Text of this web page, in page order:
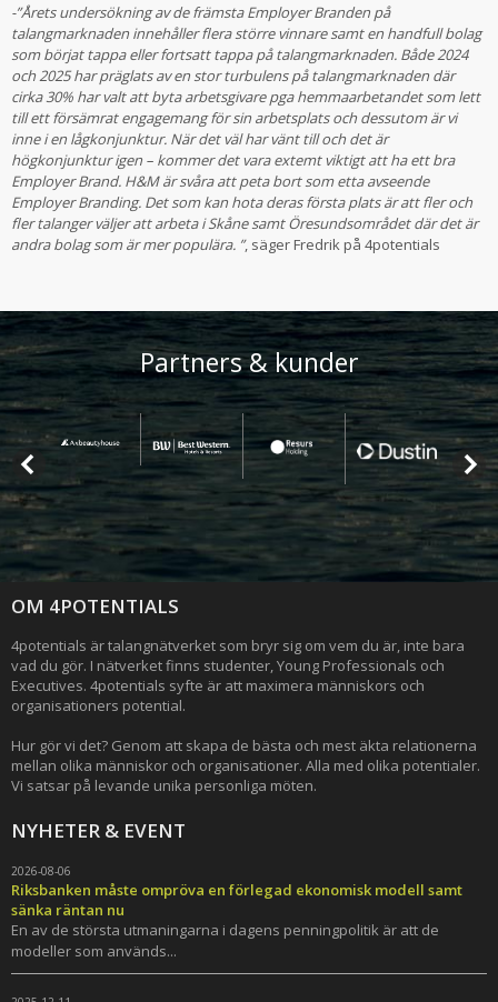
-”Årets undersökning av de främsta Employer Branden på
talangmarknaden innehåller flera större vinnare samt en handfull bolag
som börjat tappa eller fortsatt tappa på talangmarknaden. Både 2024
och 2025 har präglats av en stor turbulens på talangmarknaden där
cirka 30% har valt att byta arbetsgivare pga hemmaarbetandet som lett
till ett försämrat engagemang för sin arbetsplats och dessutom är vi
inne i en lågkonjunktur. När det väl har vänt till och det är
högkonjunktur igen – kommer det vara extemt viktigt att ha ett bra
Employer Brand. H&M är svåra att peta bort som etta avseende
Employer Branding. Det som kan hota deras första plats är att fler och
fler talanger väljer att arbeta i Skåne samt Öresundsområdet där det är
andra bolag som är mer populära. ”, säger Fredrik på 4potentials
Partners & kunder
OM 4POTENTIALS
4potentials är talangnätverket som bryr sig om vem du är, inte bara
vad du gör. I nätverket finns studenter, Young Professionals och
Executives. 4potentials syfte är att maximera människors och
organisationers potential.
Hur gör vi det? Genom att skapa de bästa och mest äkta relationerna
mellan olika människor och organisationer. Alla med olika potentialer.
Vi satsar på levande unika personliga möten.
NYHETER & EVENT
2026-08-06
Riksbanken måste ompröva en förlegad ekonomisk modell samt
sänka räntan nu
En av de största utmaningarna i dagens penningpolitik är att de
modeller som används...